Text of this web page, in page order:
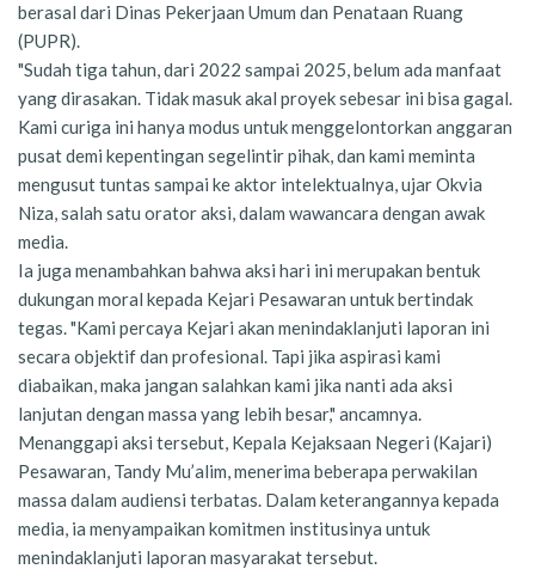
berasal dari Dinas Pekerjaan Umum dan Penataan Ruang
(PUPR).
"Sudah tiga tahun, dari 2022 sampai 2025, belum ada manfaat
yang dirasakan. Tidak masuk akal proyek sebesar ini bisa gagal.
Kami curiga ini hanya modus untuk menggelontorkan anggaran
pusat demi kepentingan segelintir pihak, dan kami meminta
mengusut tuntas sampai ke aktor intelektualnya, ujar Okvia
Niza, salah satu orator aksi, dalam wawancara dengan awak
media.
Ia juga menambahkan bahwa aksi hari ini merupakan bentuk
dukungan moral kepada Kejari Pesawaran untuk bertindak
tegas. "Kami percaya Kejari akan menindaklanjuti laporan ini
secara objektif dan profesional. Tapi jika aspirasi kami
diabaikan, maka jangan salahkan kami jika nanti ada aksi
lanjutan dengan massa yang lebih besar," ancamnya.
Menanggapi aksi tersebut, Kepala Kejaksaan Negeri (Kajari)
Pesawaran, Tandy Mu’alim, menerima beberapa perwakilan
massa dalam audiensi terbatas. Dalam keterangannya kepada
media, ia menyampaikan komitmen institusinya untuk
menindaklanjuti laporan masyarakat tersebut.